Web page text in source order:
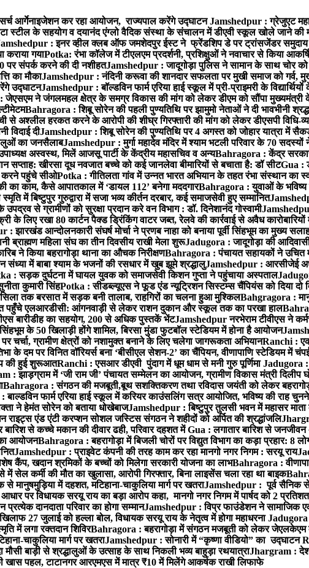
आर्गेनाइजेशन कर रहा आयोजन, राज्यपाल करेंगे उद्घाटनJamshedpur : ग्रेजुएट
स्टील के सहयोग व दयानंद एंग्लो वैदिक संस्था के संचालन में डीएवी स्कूल खोले जाने की
: इनर व्हील क्लब ऑफ जमशेदपुर ईस्ट ने फ्रेंडशिप डे पर ट्रांसजेंडर समुदाय
कराया गयाPotka: रंभा कॉलेज में टीएलएम प्रदर्शनी, प्रशिक्षुओं ने नवाचार से किया
पर संपर्क करने की दी नशीहतJamshedpur : जादूगोड़ा पुलिस ने सामान के साथ चोर
का मौकाJamshedpur : नंदिनी करूवा की शानदार सफलता पर मुखी समाज को गर्व,
उद्घाटनJamshedpur : बॉल्डविन फार्म एरिया हाई स्कूल में प्री-प्राइमरी के
ने जंगलमहल क्षेत्र के समग्र विकास की मांग को लेकर डीएम को सौंपा मुख्यमंत्री के
Bahragora : शिबू सोरेन की पहली पुण्यतिथि पर झामुमो नेताओं ने दी भावभीनी
से अश्लील हरकत करने के आरोपी की शीघ्र गिरफ्तारी की मांग को लेकर डीएसपी विधि-
विदाई दीJamshedpur : शिबू सोरेन की पुण्यतिथि पर 4 अगस्त को जोहार यात्रा में
का जनसैलाबJamshedpur : मुर्गा महादेव मंदिर में श्याम भटली परिवार के 70
अस्वस्थ, मिलें आजसू पार्टी के केंद्रीय महासचिव व अन्यBahragora : केंद्र
सप्ताह: खीरसा दूध नवजात बच्चे को कई जानलेवा बीमारियों से बचाता है: डॉ सीटGua :
करने पहुंचे सीओPotka : गीतिलता गांव में उन्नत भारत अभियान के तहत रंभा संस्थान का
का काम, कैसे आपातकाल में ‘डायल 112’ बनेगा मददगारBahragora : युवाओं के भविष्य
में बिष्टुपुर गुरुद्वारा में सजा भव्य कीर्तन दरबार, कई समाजसेवी हुए सम्मानित
से ग्रामीणों को सुरक्षा प्रदान करे वन विभाग : डॉ. दिनेशानंद गोस्वामी
लिए रखा 80 कार्टन पैक्ड ड्रिंकिंग वाटर जब्त, रेलवे की कार्रवाई से अवैध
: झारखंड आन्दोलनकारी संघर्ष मोर्चा ने प्रणब नाहा को बनाया पूर्वी सिंहभूम का मुख्य
ब्राह्मण महिला संघ का तीन दिवसीय राखी मेला शुरूJadugora : जादूगोड़ा की
ने किया बहरागोड़ा थाना का औचक निरीक्षणBahragora : पंचायत सहायकों ने उचित
संध्या में बाबा श्याम के भजनों की रसधार में खुब झूमे श्रद्धालुJamshedpur : आरसीजेई
: सड़क दुर्घटना में घायल युवक को समाजसेवी किशन गुप्ता ने पहुंचाया अस्पताल
कुमारी सिंहPotka : सीडब्ल्यूएस ने फूड एंड न्यूट्रिशन सिस्टम्स चैंपियंस को दिया दो
तक बरसात में सड़क बनी तालाब, राहगिरों का चलना हुआ मुश्किलBahgragora :
पहुँचे एलआरडीसी: आंगनवाड़ी से लेकर राशन दुकान और स्कूल तक का परखा हाल
बारीडीह का सहयोग, 200 से अधिक पुस्तकें भेंटJamshedpur नरभेराम टीवीएस ने
के 50 खिलाड़ी होंगे शामिल, बिरसा मुंडा फुटबॉल स्टेडियम में होना है आयोजन
चर्चा, ग्रामीण क्षेत्रों को नशामुक्त बनाने के लिए चलेगा जागरूकता अभियानRanchi :
दम पर विनित वॉरियर्स बना ‘बीसीएल सेशन-2’ का चैंपियन, वीणापाणि स्टेडियम में
की हुई शुरूआतRanchi : एसआर डीएवी पुंदाग में धूम धाम से मनी गुरु पूर्णिमाJadugora :
: झाड़ग्राम में ‘जी राम जी’ पंचायत सम्मेलन का आयोजन, ग्रामीण विकास मंत्री
Bahragora : संगठन की मजबूती,बूथ सशक्तिकरण तथा रविदास जयंती को लेकर
फार्म एरिया हाई स्कूल में करियर काउंसलिंग सत्र आयोजित, भविष्य की राह चुनने में
ने हेमंत सोरेन को बताया धोखेबाजJamshedpur : बिष्टुपुर तुलसी भवन में महासर माता
एंड एंटी करप्शन सोशल जस्टिस संगठन ने शहीदों को अर्पित की श्रद्धांजलि
बारिश से कच्चे मकान की दीवार ढही, परिवार दहशत मेंGua : लगातार बारिश से जनजीवन
आयोजनBahragora : बहरागोड़ा में बिजली चोरों पर विद्युत विभाग का कड़ा प्रहार: 8
Jamshedpur : प्राइवेट कंपनी की तरह काम कर रहा मानगो नगर निगम : सरयू राय
कैंप, खदान श्रमिकों के बच्चों को मिलेगा सरकारी योजना का लाभBahragora :
सेल कर्मी की मौत का खुलासा, आरोपी गिरफ्तार, बिना लाइसेंस चला रहा था बाइक
में दहशत, मटिहाना-चाकुलिया मार्ग पर खतराJamshedpur : पूर्व सैनिक
पर विधायक सरयू राय का बड़ा आरोप कहा, मानगो नगर निगम में पार्षद को 2
दानदाता परिवार का होगा सम्मानJamshedpur : विप्र फाउंडेशन ने सामाजिक
27 जुलाई को हल्ला बोल, विधायक सरयू राय के नेतृत्व में होगा महाधरनाJadugora
में लगा रक्तदान शिविरBahragora : बहरागोड़ा में संगठन मजबूती को लेकर
चाकुलिया मार्ग पर खतराJamshedpur : सोनारी में “कृष्णा वीडियो” का उद्घाटन
मौसी बाड़ी से श्रद्धालुओं के उत्साह के साथ निकली भव्य बाहुड़ा रथयात्राJhargram :
खास पहल, टाटानगर आरएमएस में मात्र ₹10 में मिलेंगे आकर्षक राखी लिफाफे